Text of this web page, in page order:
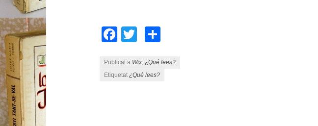
Facebook
Twitter
Publicat a Wix,¿Qué lees?
Etiquetat¿Qué lees?